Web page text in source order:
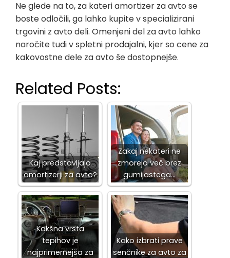
Ne glede na to, za kateri amortizer za avto se
boste odločili, ga lahko kupite v specializirani
trgovini z avto deli. Omenjeni del za avto lahko
naročite tudi v spletni prodajalni, kjer so cene za
kakovostne dele za avto še dostopnejše.
Related Posts:
Kaj predstavljajo
amortizerji za avto?
Zakaj nekateri ne
zmorejo več brez
gumijastega…
Kakšna vrsta
tepihov je
najprimernejša za
Kako izbrati prave
senčnike za avto za